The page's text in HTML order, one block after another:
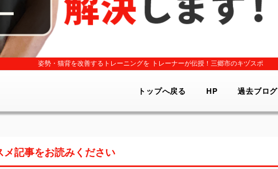
姿勢・猫背を改善するトレーニングを トレーナーが伝授！三郷市のキヅスポ
トップへ戻る HP 過去ブログ
メ記事をお読みください